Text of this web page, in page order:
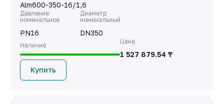
Alm600-350-16/1,6
Давление
номинальное
PN16
Диаметр
номинальный
DN350
Наличие
Цена
1 527 879.54 ₸
Купить